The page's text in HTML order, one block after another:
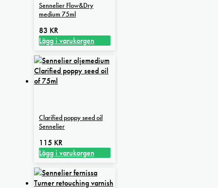
Sennelier Flow&Dry
medium 75ml
83 KR
Lägg i varukorgen
Clarified poppy seed oil
Sennelier
115 KR
Lägg i varukorgen